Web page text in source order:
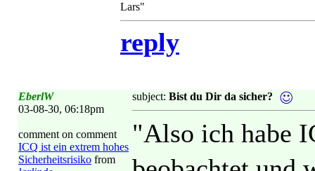
Lars"
reply
EberlW
03-08-30, 06:18pm
comment on comment
ICQ ist ein extrem hohes
Sicherheitsrisiko from
subject: Bist du Dir da sicher?
"Also ich habe